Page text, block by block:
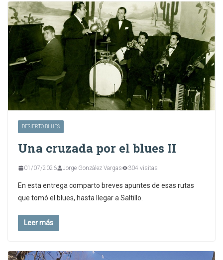
DESIERTO BLUES
Una cruzada por el blues II
01/07/2026 Jorge González Vargas 304 visitas
En esta entrega comparto breves apuntes de esas rutas
que tomó el blues, hasta llegar a Saltillo.
Leer más